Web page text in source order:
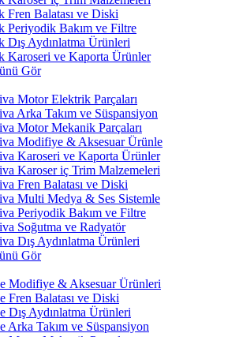
Fren Balatası ve Diski
Periyodik Bakım ve Filtre
Dış Aydınlatma Ürünleri
Karoseri ve Kaporta Ürünler
Gör
Motor Elektrik Parçaları
Arka Takım ve Süspansiyon
Motor Mekanik Parçaları
Modifiye & Aksesuar Ürünle
Karoseri ve Kaporta Ürünler
Karoser iç Trim Malzemeleri
Fren Balatası ve Diski
Multi Medya & Ses Sistemle
Periyodik Bakım ve Filtre
Soğutma ve Radyatör
Dış Aydınlatma Ürünleri
Gör
Modifiye & Aksesuar Ürünleri
Fren Balatası ve Diski
Dış Aydınlatma Ürünleri
Arka Takım ve Süspansiyon